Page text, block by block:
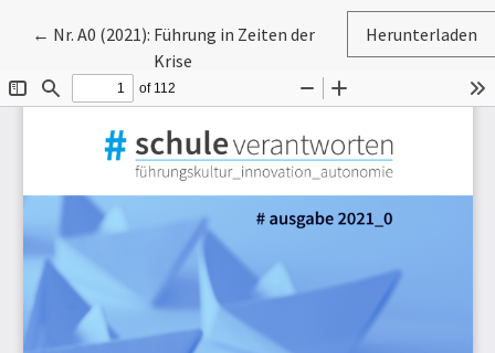
← Zu Artikeldetails zurückkehren
Nr. A0 (2021): Führung in Zeiten der
Krise
Herunterladen